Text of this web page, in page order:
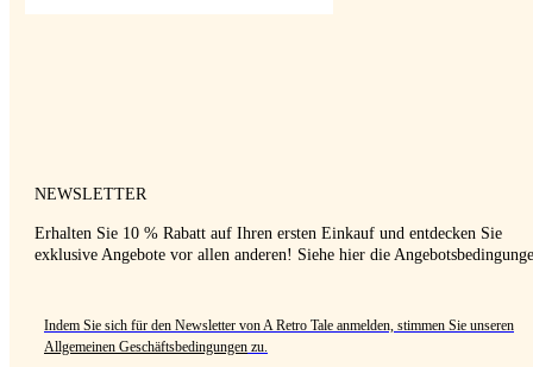
NEWSLETTER
Erhalten Sie 10 % Rabatt auf Ihren ersten Einkauf und entdecken Sie
exklusive Angebote vor allen anderen! Siehe hier die
Indem Sie sich für den Newsletter von A Retro Tale anmelden, stimmen Sie unseren
Allgemeinen Geschäftsbedingungen zu.